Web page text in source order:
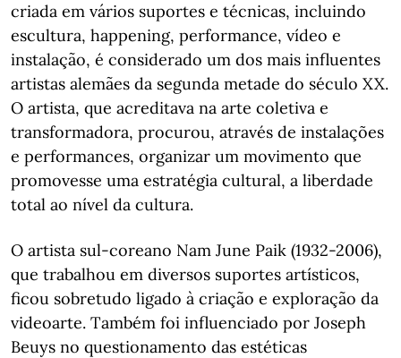
criada em vários suportes e técnicas, incluindo
escultura, happening, performance, vídeo e
instalação, é considerado um dos mais influentes
artistas alemães da segunda metade do século XX.
O artista, que acreditava na arte coletiva e
transformadora, procurou, através de instalações
e performances, organizar um movimento que
promovesse uma estratégia cultural, a liberdade
total ao nível da cultura.
O artista sul-coreano Nam June Paik (1932-2006),
que trabalhou em diversos suportes artísticos,
ficou sobretudo ligado à criação e exploração da
videoarte. Também foi influenciado por Joseph
Beuys no questionamento das estéticas